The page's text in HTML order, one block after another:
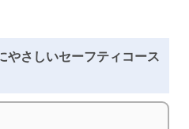
やさしいセーフティコース